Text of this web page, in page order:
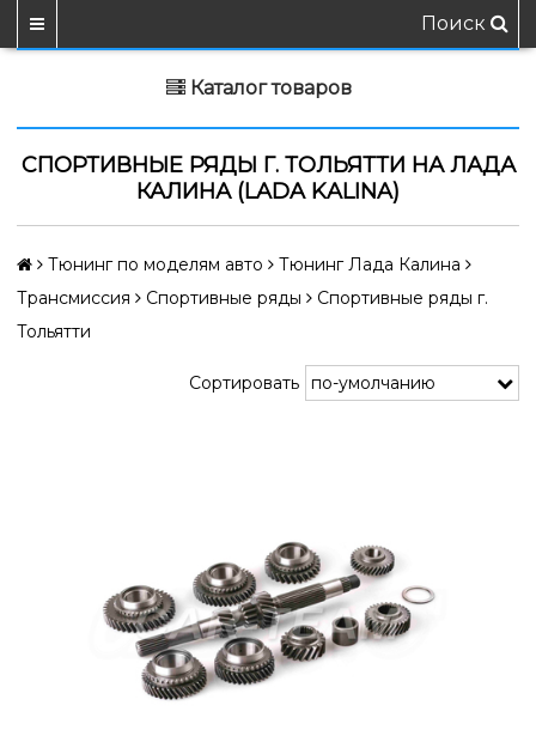
Поиск
Каталог товаров
СПОРТИВНЫЕ РЯДЫ Г. ТОЛЬЯТТИ НА ЛАДА
КАЛИНА (LADA KALINA)
Тюнинг по моделям авто
Тюнинг Лада Калина
Трансмиссия
Спортивные ряды
Спортивные ряды г.
Тольятти
Сортировать